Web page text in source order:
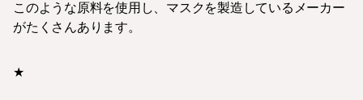
このような原料を使用し、マスクを製造しているメーカー
がたくさんあります。
★